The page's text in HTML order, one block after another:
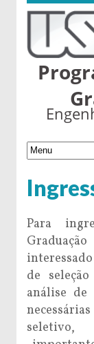
Para
de
análise de